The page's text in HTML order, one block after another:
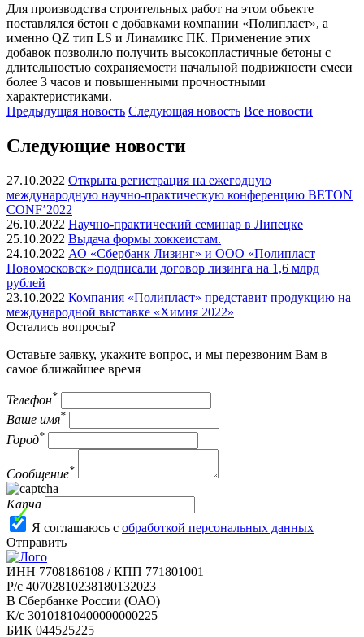
Для производства строительных работ на этом объекте
поставлялся бетон с добавками компании «Полипласт», а
именно QZ тип LS и Линамикс ПК. Применение этих
добавок позволило получить высокопластичные бетоны с
длительностью сохраняемости начальной подвижности смеси
более 3 часов и повышенными прочностными
характеристиками.
Предыдущая новость Следующая новость Все новости
Следующие новости
27.10.2022 Открыта регистрация на ежегодную
международную научно-практическую конференцию BETON
CONF’2022
26.10.2022 Научно-практический семинар в Липецке
25.10.2022 Выдача формы хоккеистам.
24.10.2022 АО «Сбербанк Лизинг» и ООО «Полипласт
Новомосковск» подписали договор лизинга на 1,6 млрд
рублей
23.10.2022 Компания «Полипласт» представит продукцию на
международной выставке «Химия 2022»
Остались вопросы?
Оставьте заявку, укажите вопрос, и мы перезвоним Вам в
самое ближайшее время
Телефон*
Ваше имя*
Город*
Сообщение*
Капча
Я соглашаюсь с обработкой персональных данных
Отправить
ИНН 7708186108 / КПП 771801001
Р/с 40702810238180132023
В Сбербанке России (ОАО)
К/с 30101810400000000225
БИК 044525225